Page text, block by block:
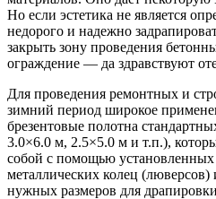
Но если эстетика не является
недорого и надежно
закрыть зону проведения
ограждение — да здравствуют
Для проведения ремонтных и
зимний период широкое
брезентовые полотна
3.0×6.0 м, 2.5×5.0 м и т.п.),
собой с помощью
металлических колец (люверсов)
нужных размеров для